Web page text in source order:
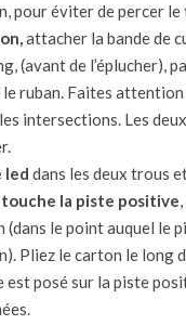
pour éviter de percer le
attacher la bande de
(avant de l’éplucher),
ruban. Faites
les intersections. Les
led dans les deux trous
la piste positive
(dans le point auquel le
Pliez le carton le long
posé sur la piste